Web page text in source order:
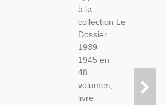
Mondiale,
Biographies,
Livres
De
Collection
à la
collection Le
Dossier
1939-
1945 en
48
volumes,
livre